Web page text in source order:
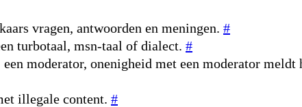
vragen, antwoorden en meningen. #
turbotaal, msn-taal of dialect. #
moderator, onenigheid met een moderator meldt
illegale content. #